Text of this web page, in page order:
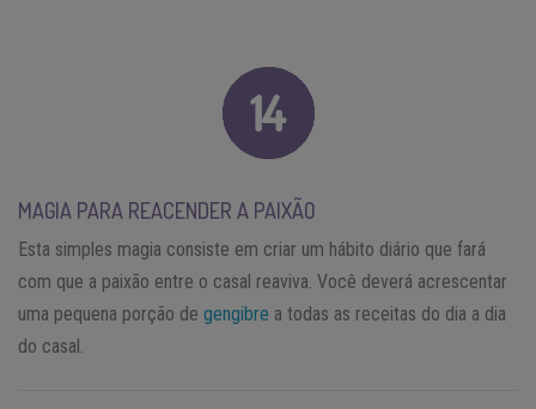
MAGIA PARA REACENDER A PAIXÃO
Esta simples magia consiste em criar um hábito diário que fará
com que a paixão entre o casal reaviva. Você deverá acrescentar
uma pequena porção de gengibre a todas as receitas do dia a dia
do casal.